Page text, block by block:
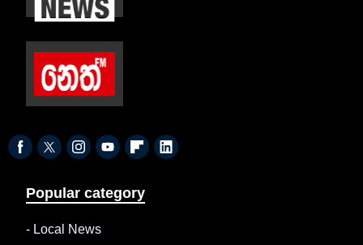
Popular category
- Local News